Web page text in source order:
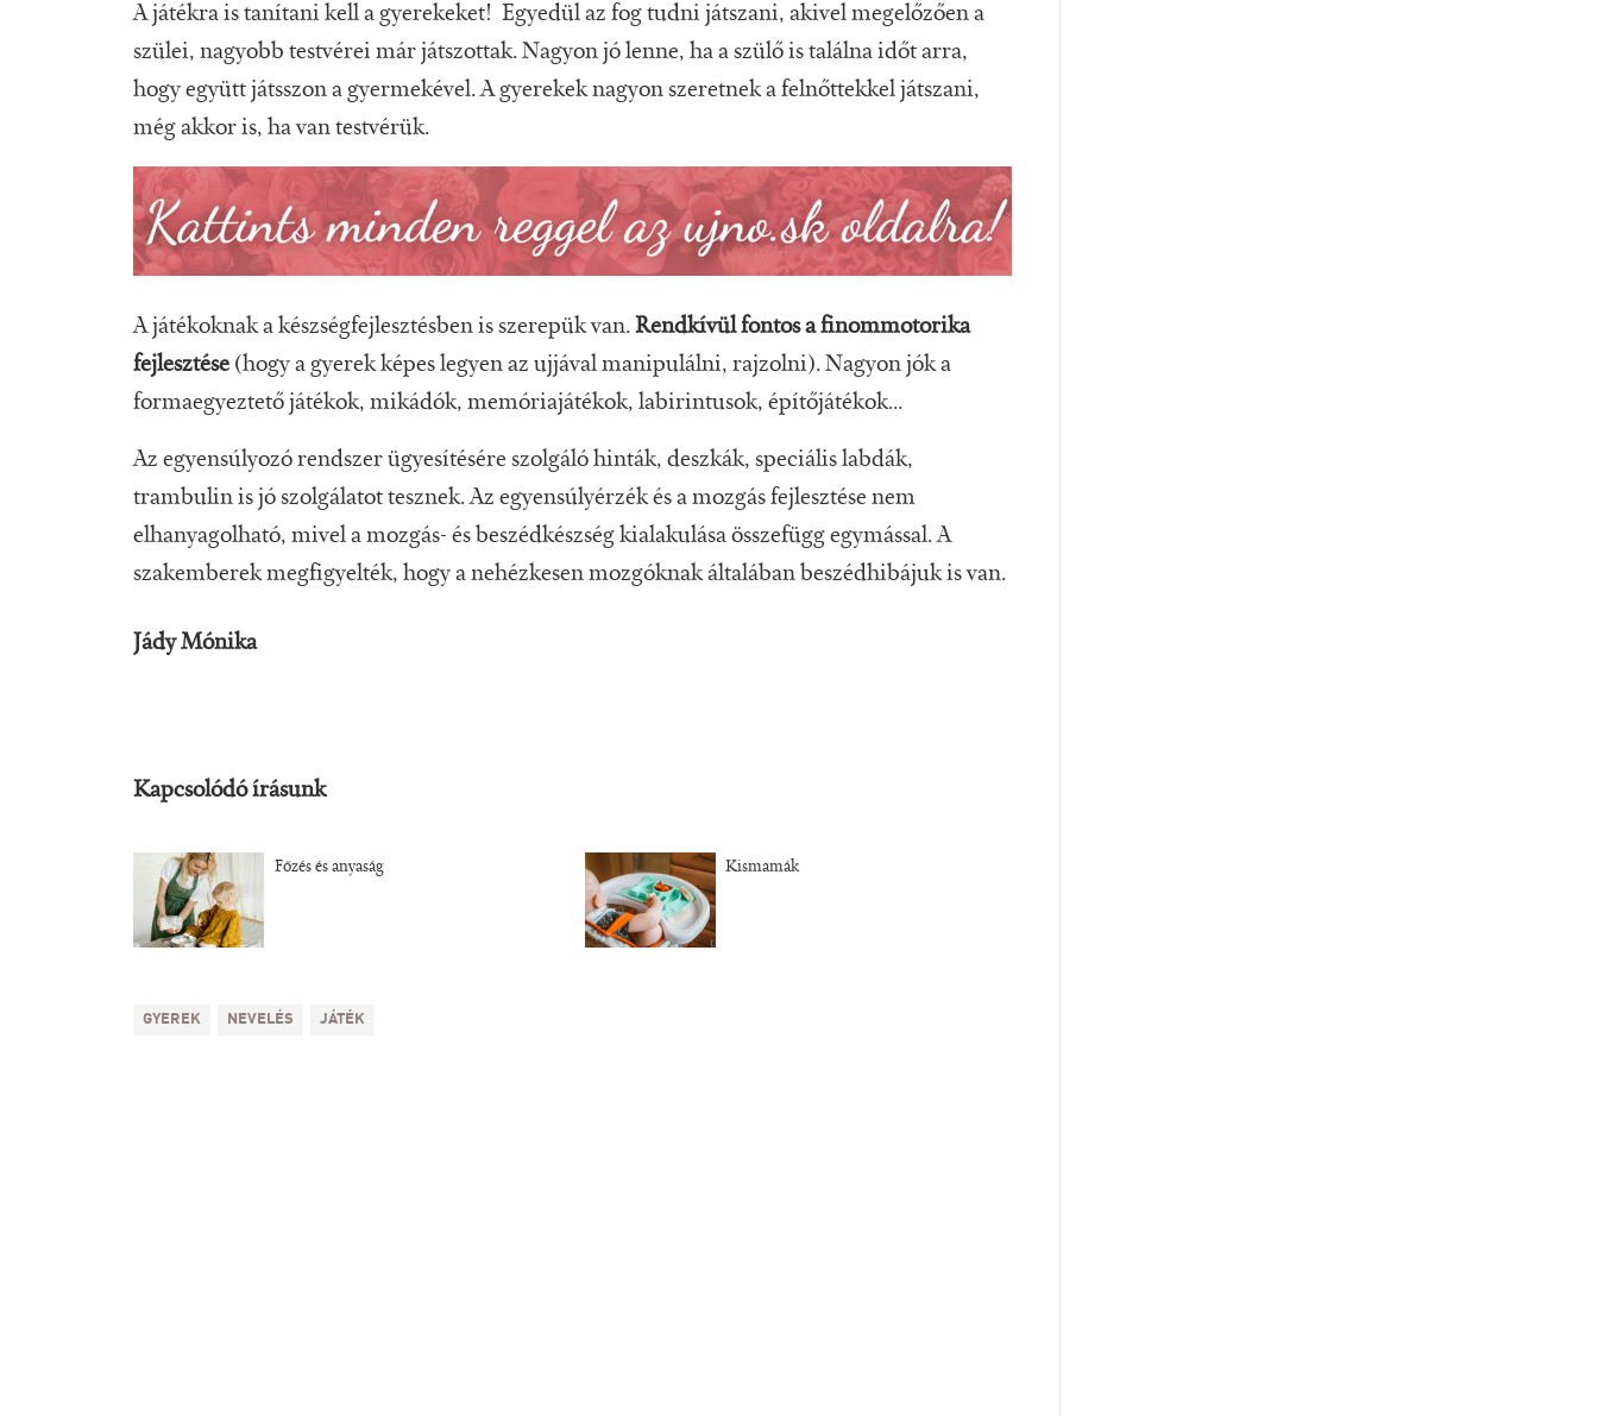
A játékra is tanítani kell a gyerekeket! Egyedül az fog tudni játszani, akivel megelőzően a
szülei, nagyobb testvérei már játszottak. Nagyon jó lenne, ha a szülő is találna időt arra,
hogy együtt játsszon a gyermekével. A gyerekek nagyon szeretnek a felnőttekkel játszani,
még akkor is, ha van testvérük.
A játékoknak a készségfejlesztésben is szerepük van. Rendkívül fontos a finommotorika
fejlesztése (hogy a gyerek képes legyen az ujjával manipulálni, rajzolni). Nagyon jók a
formaegyeztető játékok, mikádók, memóriajátékok, labirintusok, építőjátékok…
Az egyensúlyozó rendszer ügyesítésére szolgáló hinták, deszkák, speciális labdák,
trambulin is jó szolgálatot tesznek. Az egyensúlyérzék és a mozgás fejlesztése nem
elhanyagolható, mivel a mozgás- és beszédkészség kialakulása összefügg egymással. A
szakemberek megfigyelték, hogy a nehézkesen mozgóknak általában beszédhibájuk is van.
Jády Mónika
Kapcsolódó írásunk
Főzés és anyaság Kismamák
GYEREK NEVELÉS JÁTÉK